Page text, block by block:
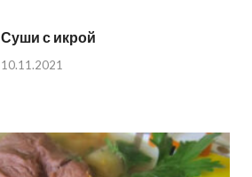
Суши с икрой
10.11.2021